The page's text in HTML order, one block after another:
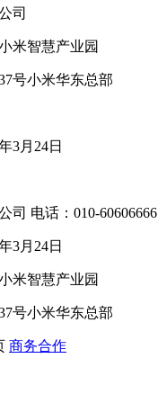
司
米智慧产业园
号小米华东总部
3月24日
司 电话：010-60606666
3月24日
米智慧产业园
号小米华东总部
商务合作